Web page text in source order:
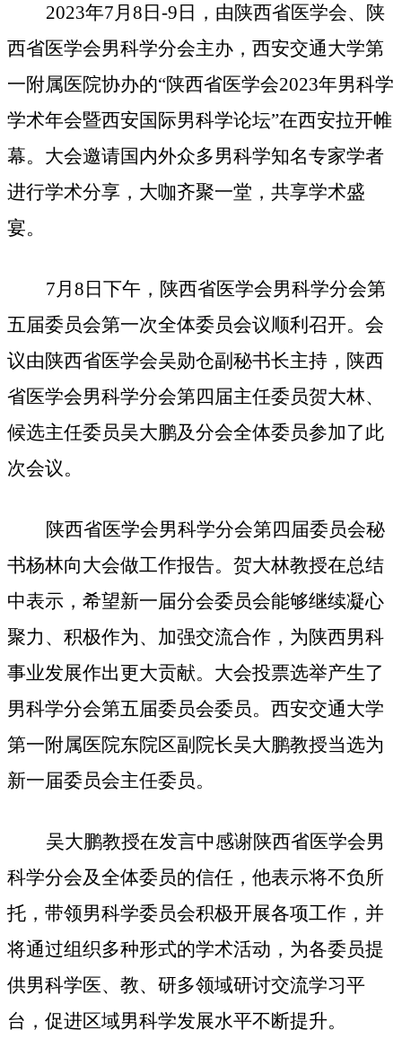
2023年7月8日-9日，由陕西省医学会、陕
西省医学会男科学分会主办，西安交通大学第
一附属医院协办的“陕西省医学会2023年男科学
学术年会暨西安国际男科学论坛”在西安拉开帷
幕。大会邀请国内外众多男科学知名专家学者
进行学术分享，大咖齐聚一堂，共享学术盛
宴。
7月8日下午，陕西省医学会男科学分会第
五届委员会第一次全体委员会议顺利召开。会
议由陕西省医学会吴勋仓副秘书长主持，陕西
省医学会男科学分会第四届主任委员贺大林、
候选主任委员吴大鹏及分会全体委员参加了此
次会议。
陕西省医学会男科学分会第四届委员会秘
书杨林向大会做工作报告。贺大林教授在总结
中表示，希望新一届分会委员会能够继续凝心
聚力、积极作为、加强交流合作，为陕西男科
事业发展作出更大贡献。大会投票选举产生了
男科学分会第五届委员会委员。西安交通大学
第一附属医院东院区副院长吴大鹏教授当选为
新一届委员会主任委员。
吴大鹏教授在发言中感谢陕西省医学会男
科学分会及全体委员的信任，他表示将不负所
托，带领男科学委员会积极开展各项工作，并
将通过组织多种形式的学术活动，为各委员提
供男科学医、教、研多领域研讨交流学习平
台，促进区域男科学发展水平不断提升。